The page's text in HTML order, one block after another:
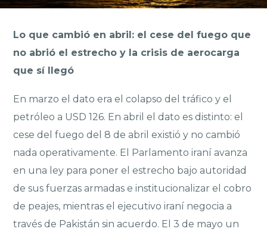
Lo que cambió en abril: el cese del fuego que
no abrió el estrecho y la crisis de aerocarga
que sí llegó
En marzo el dato era el colapso del tráfico y el
petróleo a USD 126. En abril el dato es distinto: el
cese del fuego del 8 de abril existió y no cambió
nada operativamente. El Parlamento iraní avanza
en una ley para poner el estrecho bajo autoridad
de sus fuerzas armadas e institucionalizar el cobro
de peajes, mientras el ejecutivo iraní negocia a
través de Pakistán sin acuerdo. El 3 de mayo un